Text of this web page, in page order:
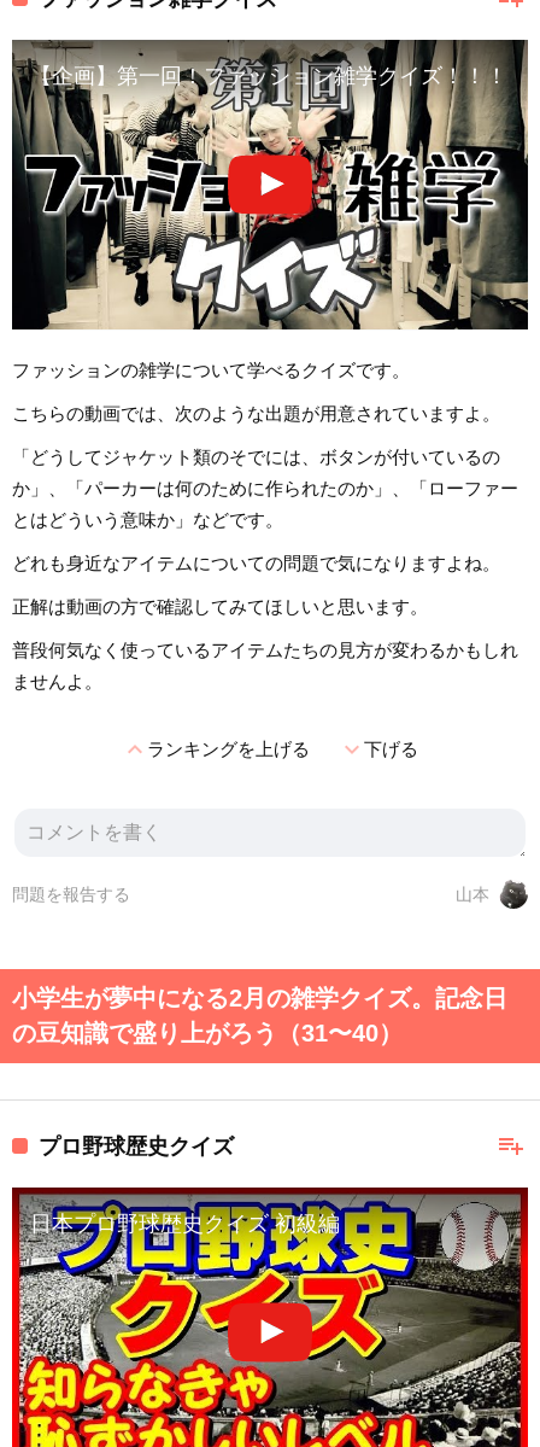
【企画】第一回！ファッション雑学クイズ！！！
ファッションの雑学について学べるクイズです。
こちらの動画では、次のような出題が用意されていますよ。
「どうしてジャケット類のそでには、ボタンが付いているの
か」、「パーカーは何のために作られたのか」、「ローファー
とはどういう意味か」などです。
どれも身近なアイテムについての問題で気になりますよね。
正解は動画の方で確認してみてほしいと思います。
普段何気なく使っているアイテムたちの見方が変わるかもしれ
ませんよ。
expand_lessランキングを上げる expand_more下げる
山本
問題を報告する
小学生が夢中になる2月の雑学クイズ。記念日
の豆知識で盛り上がろう（31〜40）
playlist_add
プロ野球歴史クイズ
日本プロ野球歴史クイズ 初級編